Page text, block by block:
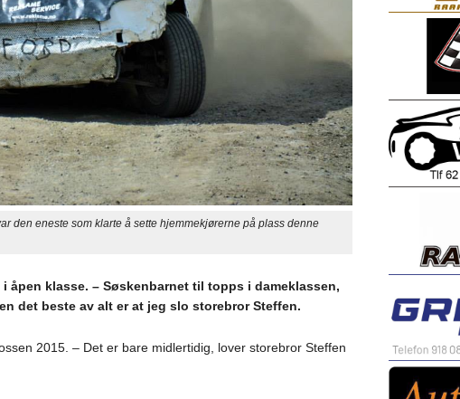
den eneste som klarte å sette hjemmekjørerne på plass denne
åpen klasse. – Søskenbarnet til topps i dameklassen,
det beste av alt er at jeg slo storebror Steffen.
2015. – Det er bare midlertidig, lover storebror Steffen